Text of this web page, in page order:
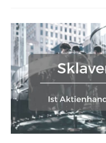
Dich
Schneller
Befreien
(Update)